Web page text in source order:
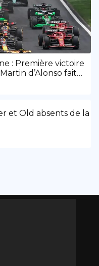
: Première victoire
d’Alonso fait
et Old absents de la